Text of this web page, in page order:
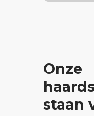
Onze
staan